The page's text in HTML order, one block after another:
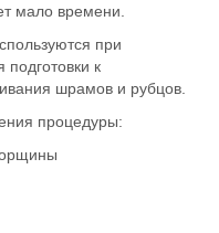
мало времени.
при
к
шрамов и рубцов.
процедуры: